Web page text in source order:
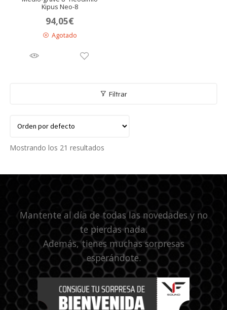
Kipus Neo-8
94,05€
Agotado
Filtrar
Mostrando los 21 resultados
Mantente al día de todas las novedades y no
te pierdas nada.
Además, tienes muchas sorpresas
esperándote.